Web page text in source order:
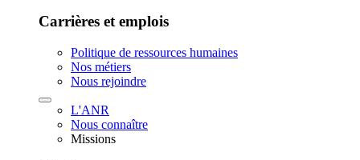
Carrières et emplois
Politique de ressources humaines
Nos métiers
Nous rejoindre
L'ANR
Nous connaître
Missions